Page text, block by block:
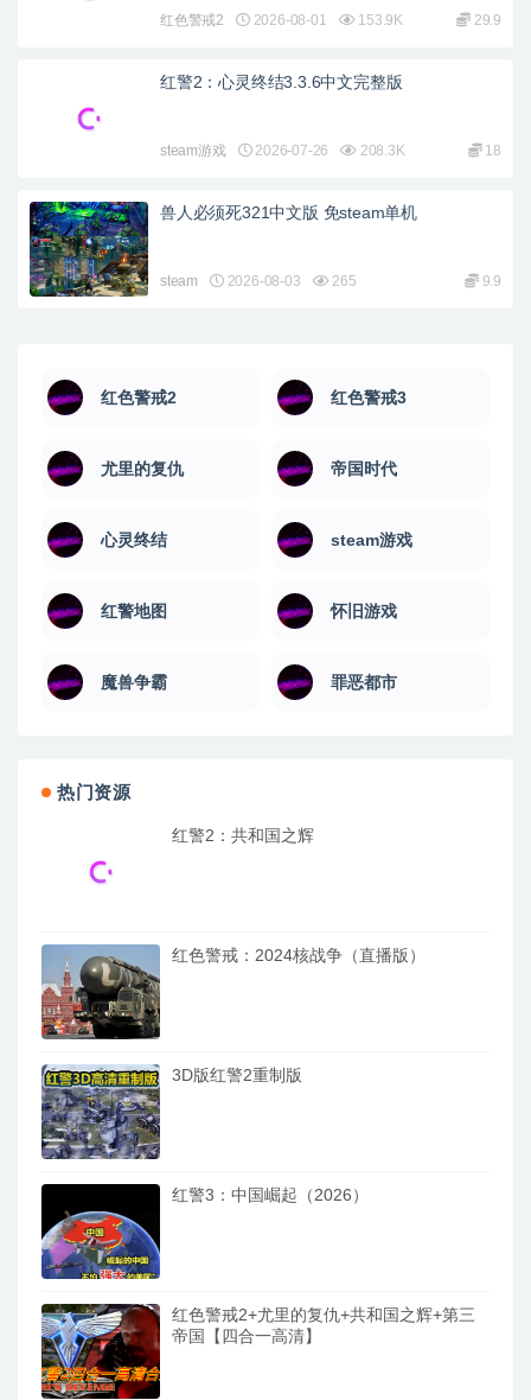
红色警戒2 2026-08-01 153.9K 29.9
红警2：心灵终结3.3.6中文完整版
steam游戏 2026-07-26 208.3K 18
兽人必须死321中文版 免steam单机
steam 2026-08-03 265 9.9
红色警戒2 红色警戒3
尤里的复仇 帝国时代
心灵终结 steam游戏
红警地图 怀旧游戏
魔兽争霸 罪恶都市
热门资源
红警2：共和国之辉
红色警戒：2024核战争（直播版）
3D版红警2重制版
红警3：中国崛起（2026）
红色警戒2+尤里的复仇+共和国之辉+第三
帝国【四合一高清】